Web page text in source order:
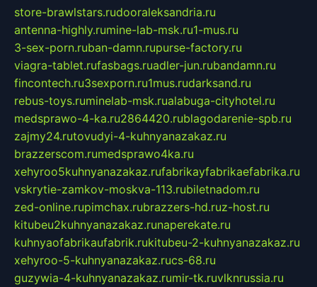
store-brawlstars.rudooraleksandria.ru
antenna-highly.rumine-lab-msk.ru1-mus.ru
3-sex-porn.ruban-damn.rupurse-factory.ru
viagra-tablet.rufasbags.ruadler-jun.rubandamn.ru
fincontech.ru3sexporn.ru1mus.rudarksand.ru
rebus-toys.ruminelab-msk.rualabuga-cityhotel.ru
medsprawo-4-ka.ru2864420.rublagodarenie-spb.ru
zajmy24.rutovudyi-4-kuhnyanazakaz.ru
brazzerscom.rumedsprawo4ka.ru
xehyroo5kuhnyanazakaz.rufabrikayfabrikaefabrika.ru
vskrytie-zamkov-moskva-113.rubiletnadom.ru
zed-online.rupimchax.rubrazzers-hd.ruz-host.ru
kitubeu2kuhnyanazakaz.runaperekate.ru
kuhnyaofabrikaufabrik.rukitubeu-2-kuhnyanazakaz.ru
xehyroo-5-kuhnyanazakaz.rucs-68.ru
guzywia-4-kuhnyanazakaz.rumir-tk.ruvlknrussia.ru